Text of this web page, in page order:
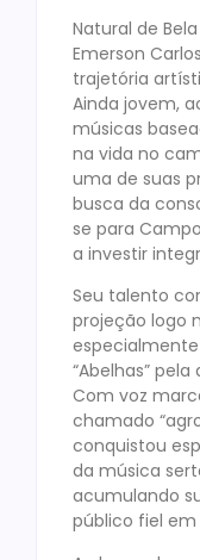
Natural de
Emerson
trajetória
Ainda jovem,
músicas
na vida no
uma de suas
busca da
se para
a investir
Seu talento
projeção logo
“Abelhas”
Com voz
chamado
conquistou
da música
acumulando
público fiel em